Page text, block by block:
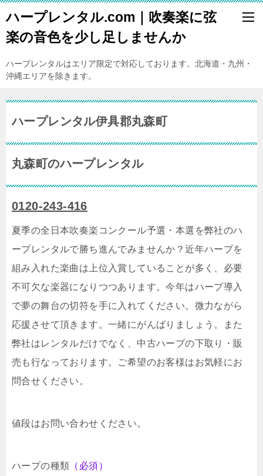
ハープレンタル.com｜吹奏楽に弦
楽の音色を少し足しませんか
ハープレンタルはエリア限定で対応しております。北海道・九州・
沖縄エリアを除きます。
ハープレンタル伊具郡丸森町
丸森町のハープレンタル
0120-243-416
夏季の全日本吹奏楽コンクール予選・本選を弊社のハ
ープレンタルで勝ち進んでみませんか？近年ハープを
組み入れた楽曲は上位入賞していることが多く、必要
不可欠な楽器になりつつあります。今年はハープ導入
で夢の舞台の切符を手に入れてください。微力ながら
応援させて頂きます。一緒にがんばりましょう。また
弊社はレンタルだけでなく、中古ハープの下取り・販
売も行なっております。ご希望のお客様はお気軽にお
問合せください。
値段はお問い合わせください。
ハープの種類 （必須）